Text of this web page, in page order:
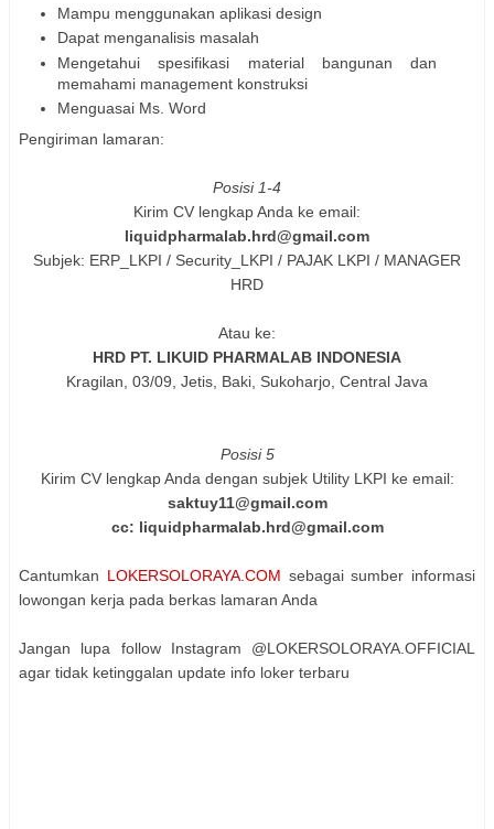
Mampu menggunakan aplikasi design
Dapat menganalisis masalah
Mengetahui spesifikasi material bangunan dan
memahami management konstruksi
Menguasai Ms. Word
Pengiriman lamaran:
Posisi 1-4
Kirim CV lengkap Anda ke email:
liquidpharmalab.hrd@gmail.com
Subjek: ERP_LKPI / Security_LKPI / PAJAK LKΡΙ / MANAGER
HRD
Atau ke:
HRD PT. LIKUID PHARMALAB INDONESIA
Kragilan, 03/09, Jetis, Baki, Sukoharjo, Central Java
Posisi 5
Kirim CV lengkap Anda dengan subjek Utility LKPΙ ke email:
saktuy11@gmail.com
cc: liquidpharmalab.hrd@gmail.com
Cantumkan LOKERSOLORAYA.COM sebagai sumber informasi
lowongan kerja pada berkas lamaran Anda
Jangan lupa follow Instagram @LOKERSOLORAYA.OFFICIAL
agar tidak ketinggalan update info loker terbaru